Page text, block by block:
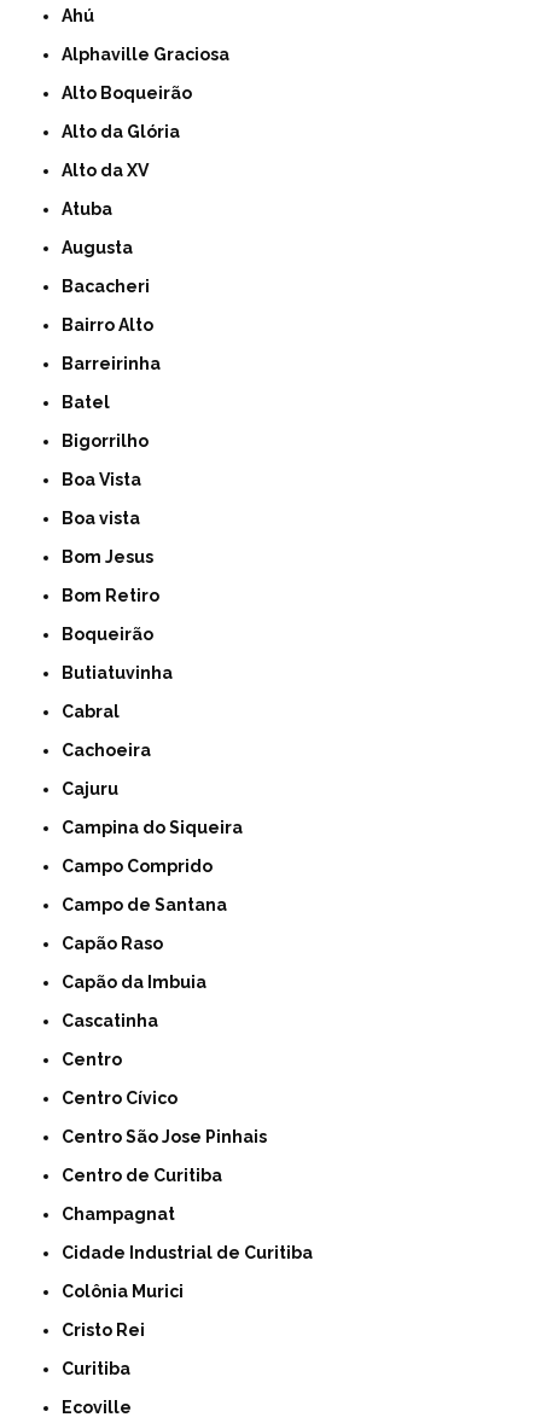
Ahú
Alphaville Graciosa
Alto Boqueirão
Alto da Glória
Alto da XV
Atuba
Augusta
Bacacheri
Bairro Alto
Barreirinha
Batel
Bigorrilho
Boa Vista
Boa vista
Bom Jesus
Bom Retiro
Boqueirão
Butiatuvinha
Cabral
Cachoeira
Cajuru
Campina do Siqueira
Campo Comprido
Campo de Santana
Capão Raso
Capão da Imbuia
Cascatinha
Centro
Centro Cívico
Centro São Jose Pinhais
Centro de Curitiba
Champagnat
Cidade Industrial de Curitiba
Colônia Murici
Cristo Rei
Curitiba
Ecoville